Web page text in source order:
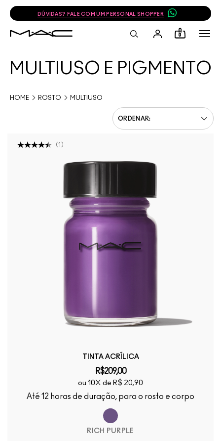
DÚVIDAS? FALE COM UM PERSONAL SHOPPER
0
MULTIUSO E PIGMENTO
HOME ROSTO MULTIUSO
(1 )
TINTA ACRÍLICA
R$209,00
ou 10X de R$ 20,90
Até 12 horas de duração, para o rosto e corpo
RICH PURPLE